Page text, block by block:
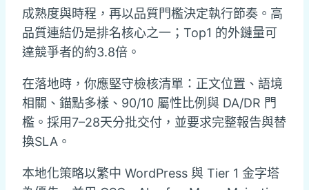
成熟度與時程，再以品質門檻決定執行節奏。高
品質連結仍是排名核心之一；Top1 的外鏈量可
達競爭者的約3.8倍。
在落地時，你應堅守檢核清單：正文位置、語境
相關、錨點多樣、90/10 屬性比例與 DA/DR 門
檻。採用7–28天分批交付，並要求完整報告與替
換SLA。
本地化策略以繁中 WordPress 與 Tier 1 金字塔